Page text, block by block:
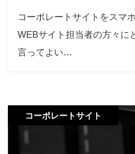
コーポレートサイトをスマ
WEBサイト担当者の方々に
言ってよい…
コーポレートサイト